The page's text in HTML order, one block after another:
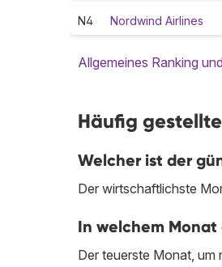
N4 Nordwind Airlines
Allgemeines Ranking
Häufig
Welcher ist der
Der wirtschaftlichste
In welchem
Der teuerste Monat, um